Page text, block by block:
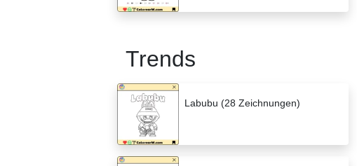
Trends
Labubu (28 Zeichnungen)